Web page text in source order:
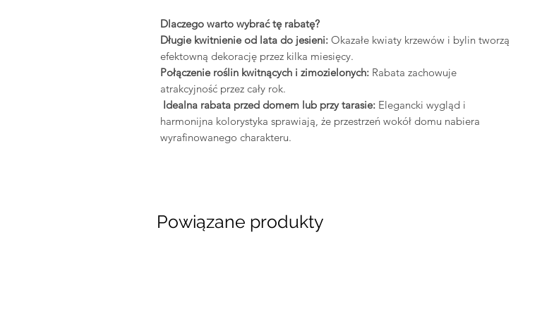
Dlaczego warto wybrać tę rabatę?
Długie kwitnienie od lata do jesieni: Okazałe kwiaty krzewów i bylin tworzą
efektowną dekorację przez kilka miesięcy.
Połączenie roślin kwitnących i zimozielonych: Rabata zachowuje
atrakcyjność przez cały rok.
Idealna rabata przed domem lub przy tarasie: Elegancki wygląd i
harmonijna kolorystyka sprawiają, że przestrzeń wokół domu nabiera
wyrafinowanego charakteru.
Powiązane produkty